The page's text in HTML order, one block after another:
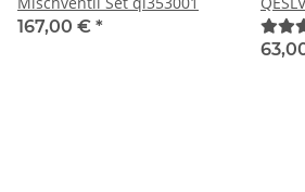
167,00 € *